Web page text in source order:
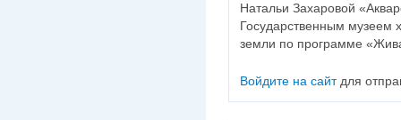
Натальи Захаровой
Государственным музеем
земли по программе
Войдите на сайтдля